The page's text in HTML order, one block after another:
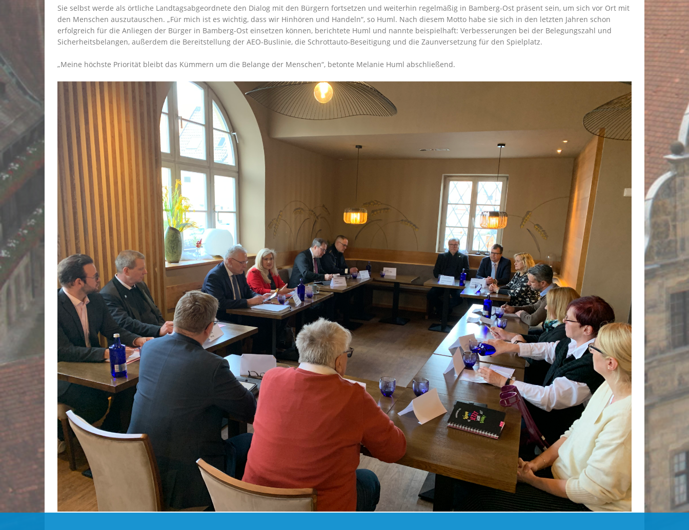
Sie selbst werde als örtliche Landtagsabgeordnete den Dialog mit den Bürgern fortsetzen und weiterhin regelmäßig in Bamberg-Ost präsent sein, um sich vor Ort mit
den Menschen auszutauschen. „Für mich ist es wichtig, dass wir Hinhören und Handeln“, so Huml. Nach diesem Motto habe sie sich in den letzten Jahren schon
erfolgreich für die Anliegen der Bürger in Bamberg-Ost einsetzen können, berichtete Huml und nannte beispielhaft: Verbesserungen bei der Belegungszahl und
Sicherheitsbelangen, außerdem die Bereitstellung der AEO-Buslinie, die Schrottauto-Beseitigung und die Zaunversetzung für den Spielplatz.
Meine höchste Priorität bleibt das Kümmern um die Belange der Menschen“, betonte Melanie Huml abschließend.